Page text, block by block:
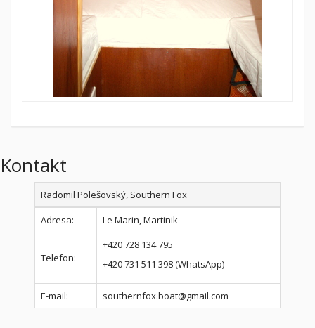
Kontakt
Radomil Polešovský, Southern Fox
Adresa:
Le Marin, Martinik
Telefon:
+420 728 134 795
+420 731 511 398 (WhatsApp)
E-mail: southernfox.boat@gmail.com